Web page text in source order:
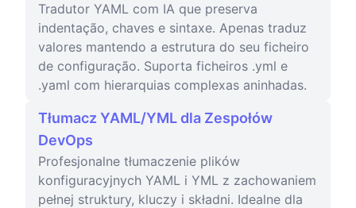
Tradutor YAML com IA que preserva
indentação, chaves e sintaxe. Apenas traduz
valores mantendo a estrutura do seu ficheiro
de configuração. Suporta ficheiros .yml e
.yaml com hierarquias complexas aninhadas.
Tłumacz YAML/YML dla Zespołów
DevOps
Profesjonalne tłumaczenie plików
konfiguracyjnych YAML i YML z zachowaniem
pełnej struktury, kluczy i składni. Idealne dla